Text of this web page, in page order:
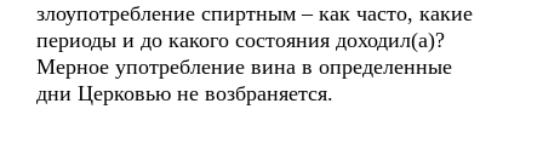
злоупотребление спиртным – как часто, какие
периоды и до какого состояния доходил(а)?
Мерное употребление вина в определенные
дни Церковью не возбраняется.